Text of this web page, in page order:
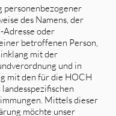
personenbezogener
des Namens, der
oder
betroffenen Person,
mit der
und in
mit den für die HOCH
Mittels dieser
möchte unser